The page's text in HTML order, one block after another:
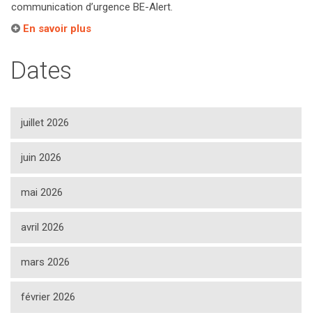
communication d’urgence BE-Alert.
En savoir plus
Dates
juillet 2026
juin 2026
mai 2026
avril 2026
mars 2026
février 2026